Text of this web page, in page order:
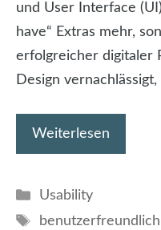
und User Interface
have“ Extras mehr,
erfolgreicher digitaler
Design
Weiterlesen
Kategorien
Usability
Schlagwörter